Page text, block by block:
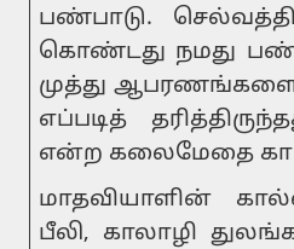
பண்பாடு.
கொண்டது நமது
முத்து
எப்படித்
என்ற கலைமேதை
மாதவியாளின்
பீலி, காலாழி